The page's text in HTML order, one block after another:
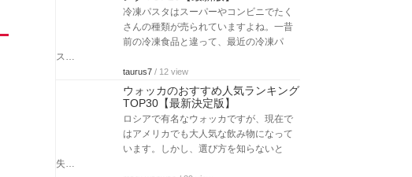
冷凍パスタはスーパーやコンビニでたく
さんの種類が売られていますよね。一昔
前の冷凍食品と違って、最近の冷凍パ
ス…
taurus7 / 12 view
ウォッカのおすすめ人気ランキング
TOP30【最新決定版】
ロシアで有名なウォッカですが、現在で
はアメリカでも大人気な飲み物になって
います。しかし、選び方を知らないと
失…